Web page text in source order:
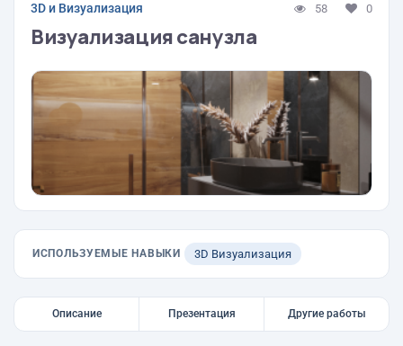
3D и Визуализация 58 0
Визуализация санузла
ИСПОЛЬЗУЕМЫЕ НАВЫКИ 3D Визуализация
Описание Презентация Другие работы